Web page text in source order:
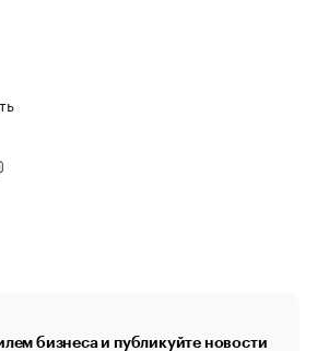
бизнеса и публикуйте новости